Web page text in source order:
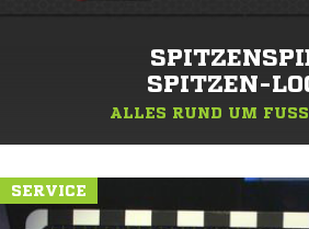
SPITZEN-
ALLES RUND UM
SERVICE